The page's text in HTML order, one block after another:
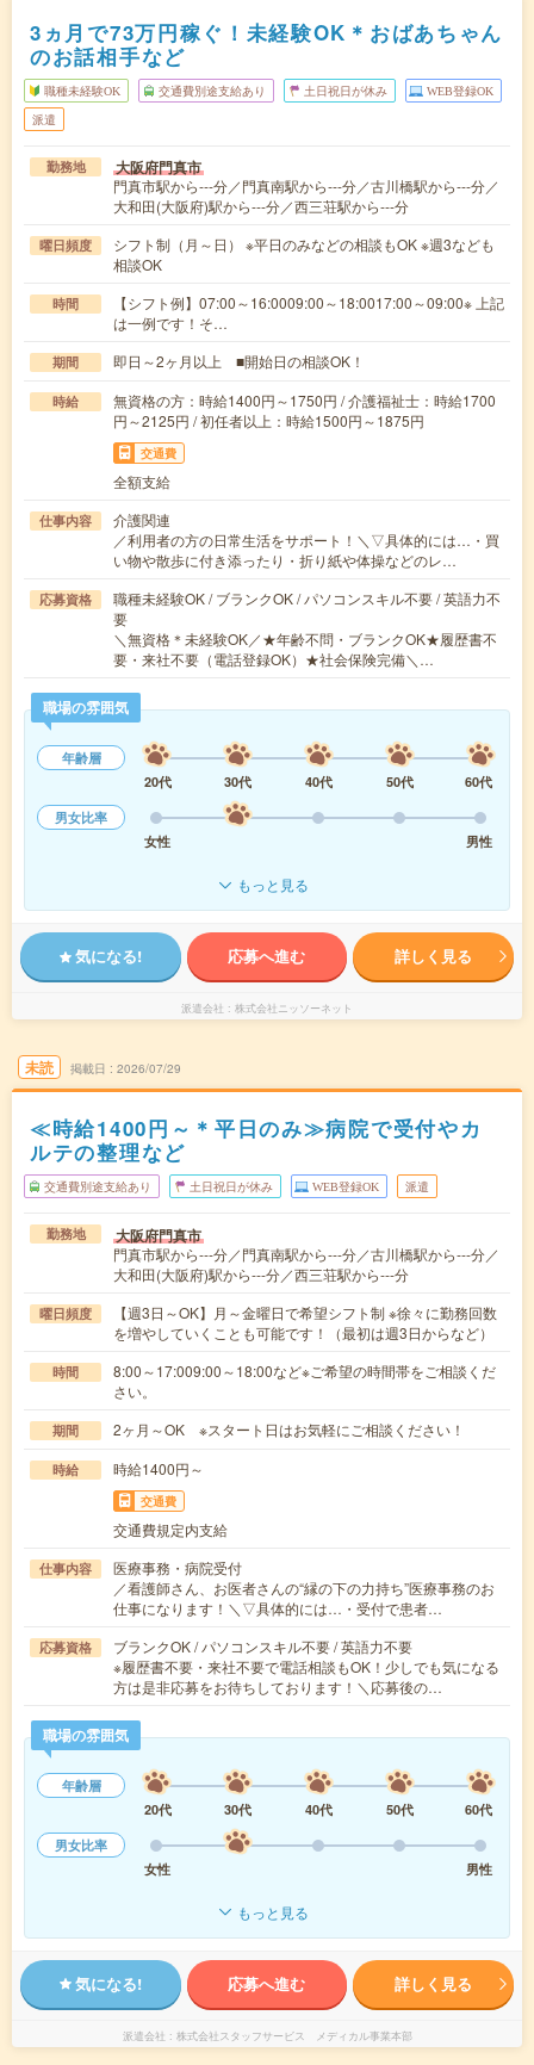
3ヵ月で73万円稼ぐ！未経験OK＊おばあちゃん
のお話相手など
職種未経験OK 交通費別途支給あり 土日祝日が休み WEB登録OK
派遣
勤務地 大阪府門真市
門真市駅から---分／門真南駅から---分／古川橋駅から---分／
大和田(大阪府)駅から---分／西三荘駅から---分
曜日頻度
シフト制（月～日） ※平日のみなどの相談もOK ※週3なども
相談OK
時間
【シフト例】07:00～16:0009:00～18:0017:00～09:00※ 上記
は一例です！そ…
期間 即日～2ヶ月以上 ■開始日の相談OK！
時給
無資格の方：時給1400円～1750円 / 介護福祉士：時給1700
円～2125円 / 初任者以上：時給1500円～1875円
交通費
全額支給
仕事内容
介護関連
／利用者の方の日常生活をサポート！＼▽具体的には…・買
い物や散歩に付き添ったり・折り紙や体操などのレ…
応募資格
職種未経験OK / ブランクOK / パソコンスキル不要 / 英語力不
要
＼無資格＊未経験OK／★年齢不問・ブランクOK★履歴書不
要・来社不要（電話登録OK）★社会保険完備＼…
職場の雰囲気
年齢層
20代
30代 40代 50代
60代
男女比率
女性
男性
もっと見る
気になる! 応募へ進む 詳しく見る
派遣会社 株式会社ニッソーネット
未読 掲載日 2026/07/29
≪時給1400円～＊平日のみ≫病院で受付やカ
ルテの整理など
交通費別途支給あり 土日祝日が休み WEB登録OK 派遣
勤務地 大阪府門真市
門真市駅から---分／門真南駅から---分／古川橋駅から---分／
大和田(大阪府)駅から---分／西三荘駅から---分
曜日頻度
【週3日～OK】月～金曜日で希望シフト制 ※徐々に勤務回数
を増やしていくことも可能です！（最初は週3日からなど）
時間
8:00～17:009:00～18:00など※ご希望の時間帯をご相談くだ
さい。
期間 2ヶ月～OK ※スタート日はお気軽にご相談ください！
時給 時給1400円～
交通費
交通費規定内支給
仕事内容
医療事務・病院受付
／看護師さん、お医者さんの“縁の下の力持ち”医療事務のお
仕事になります！＼▽具体的には…・受付で患者…
応募資格
ブランクOK / パソコンスキル不要 / 英語力不要
※履歴書不要・来社不要で電話相談もOK！少しでも気になる
方は是非応募をお待ちしております！＼応募後の…
職場の雰囲気
年齢層
20代
30代 40代 50代
60代
男女比率
女性
男性
もっと見る
気になる! 応募へ進む 詳しく見る
派遣会社 株式会社スタッフサービス メディカル事業本部